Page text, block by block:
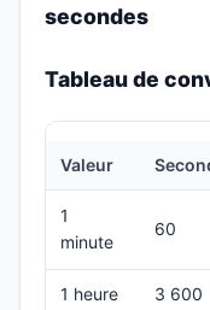
secondes
Tableau de
Valeur
1
minute
60
1 heure 3 600